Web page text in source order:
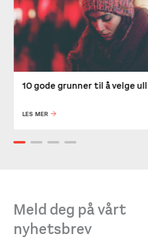
10 gode grunner til å velge ull
LES MER
Meld deg på vårt
nyhetsbrev